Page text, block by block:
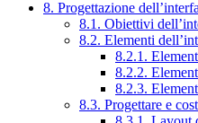
8. Progettazione
8.1. Obiettivi
8.2. Elementi
8.2.1.
8.2.2.
8.2.3.
8.3. Progettare e